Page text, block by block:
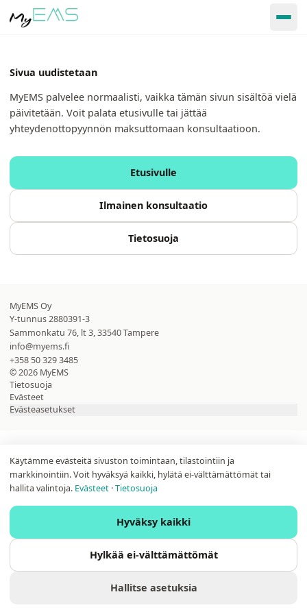
Sivua uudistetaan
MyEMS palvelee normaalisti, vaikka tämän sivun sisältöä vielä
päivitetään. Voit palata etusivulle tai jättää
yhteydenottopyynnön maksuttomaan konsultaatioon.
Etusivulle
Ilmainen konsultaatio
Tietosuoja
MyEMS Oy
Y-tunnus2880391-3
Sammonkatu 76, lt 3, 33540 Tampere
info@myems.fi
+358 50 329 3485
©2026 MyEMS
Tietosuoja
Evästeet
Evästeasetukset
Käytämme evästeitä sivuston toimintaan, tilastointiin ja
markkinointiin. Voit hyväksyä kaikki, hylätä ei-välttämättömät tai
hallita valintoja. Evästeet ·Tietosuoja
Hyväksy kaikki
Hylkää ei-välttämättömät
Hallitse asetuksia